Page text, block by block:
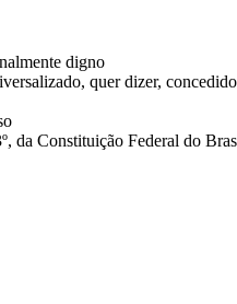
digno
quer dizer,
da Constituição Federal do